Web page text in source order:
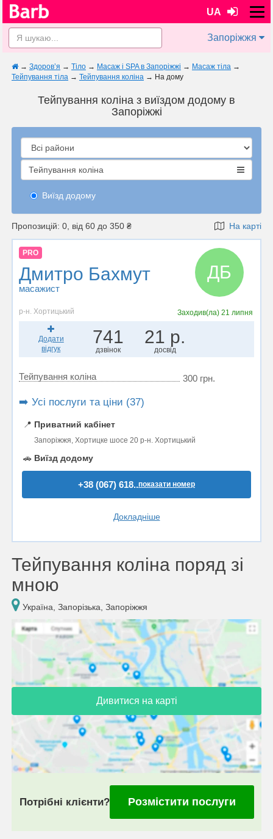
UA
Запоріжжя
→ Здоров’я → Тіло → Масаж і SPA в Запоріжжі → Масаж тіла →
Тейпування тіла → Тейпування коліна → На дому
Тейпування коліна з виїздом додому в
Запоріжжі
Тейпування коліна
Виїзд додому
Пропозицій: 0, від 60 до 350 ₴ На карті
PRO
Дмитро Бахмут
масажист
ДБ
р-н. Хортицький Заходив(ла) 21 липня
Додати
відгук
741
дзвінок
21 р.
досвід
Тейпування коліна 300 грн.
➡️ Усі послуги та ціни (37)
📍 Приватний кабінет
Запоріжжя, Хортицке шосе 20 р-н. Хортицький
🚗 Виїзд додому
+38 (067) 618..показати номер
Докладніше
Тейпування коліна поряд зі
мною
Україна, Запорізька, Запоріжжя
Дивитися на карті
Потрібні клієнти? Розмістити послуги